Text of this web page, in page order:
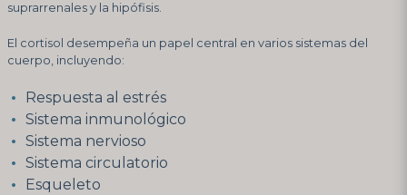
suprarrenales y la hipófisis.
El cortisol desempeña un papel central en varios sistemas del
cuerpo, incluyendo:
Respuesta al estrés
Sistema inmunológico
Sistema nervioso
Sistema circulatorio
Esqueleto